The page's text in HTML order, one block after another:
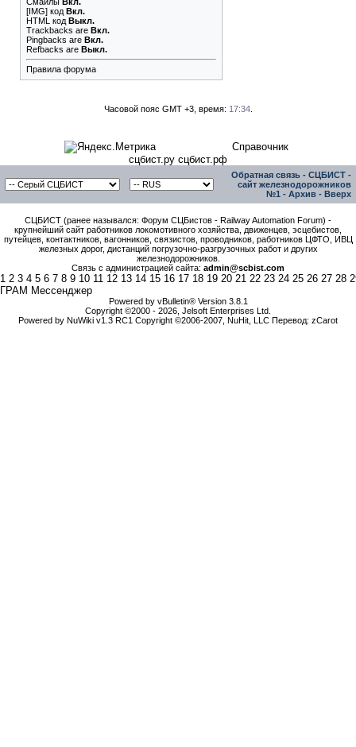
[IMG] код Вкл.
HTML код Выкл.
Trackbacks are Вкл.
Pingbacks are Вкл.
Refbacks are Выкл.
Правила форума
Часовой пояс GMT +3, время: 17:34.
Справочник
сцбист.ру сцбист.рф
Обратная связь - СЦБИСТ -
сайт железнодорожников
№1 - Архив - Вверх
СЦБИСТ (ранее назывался: Форум СЦБистов - Railway Automation Forum) -
крупнейший сайт работников локомотивного хозяйства, движенцев, эсцебистов,
путейцев, контактников, вагонников, связистов, проводников, работников ЦФТО, ИВЦ
железных дорог, дистанций погрузочно-разгрузочных работ и других
железнодорожников.
Связь с администрацией сайта: admin@scbist.com
1 2 3 4 5 6 7 8 9 10 11 12 13 14 15 16 17 18 19 20 21 22 23 24 25 26 27 28
ГРАМ Мессенджер
Powered by vBulletin® Version 3.8.1
Copyright ©2000 - 2026, Jelsoft Enterprises Ltd.
Powered by NuWiki v1.3 RC1 Copyright ©2006-2007, NuHit, LLC Перевод: zCarot